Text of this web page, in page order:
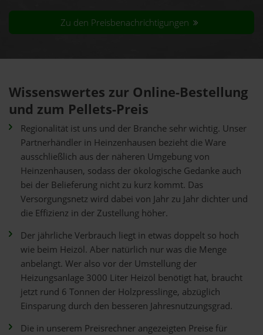
Zu den Preisbenachrichtigungen
Wissenswertes zur Online-Bestellung
und zum Pellets-Preis
Regionalität ist uns und der Branche sehr wichtig. Unser
Partnerhändler in Heinzenhausen bezieht die Ware
ausschließlich aus der näheren Umgebung von
Heinzenhausen, sodass der ökologische Gedanke auch
bei der Belieferung nicht zu kurz kommt. Das
Versorgungsnetz wird dabei von Jahr zu Jahr dichter und
die Effizienz in der Zustellung höher.
Der jährliche Verbrauch liegt in etwas doppelt so hoch
wie beim Heizöl. Aber natürlich nur was die Menge
anbelangt. Wer also vor der Umstellung der
Heizungsanlage 3000 Liter Heizöl benötigt hat, braucht
jetzt rund 6 Tonnen der Holzpresslinge, abzüglich
Einsparung durch den besseren Jahresnutzungsgrad.
Die in unserem Preisrechner angezeigten Preise für